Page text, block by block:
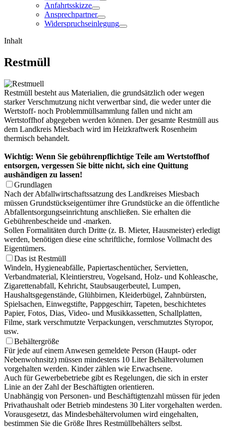
Anfahrtsskizze
Ansprechpartner
Widerspruchseinlegung
Inhalt
Restmüll
Restmüll besteht aus Materialien, die grundsätzlich oder wegen
starker Verschmutzung nicht verwertbar sind, die weder unter die
Wertstoff- noch Problemmüllsammlung fallen und nicht am
Wertstoffhof abgegeben werden können. Der gesamte Restmüll aus
dem Landkreis Miesbach wird im Heizkraftwerk Rosenheim
thermisch behandelt.
Wichtig: Wenn Sie gebührenpflichtige Teile am Wertstoffhof
entsorgen, vergessen Sie bitte nicht, sich eine Quittung
aushändigen zu lassen!
Grundlagen
Nach der Abfallwirtschaftssatzung des Landkreises Miesbach
müssen Grundstückseigentümer ihre Grundstücke an die öffentliche
Abfallentsorgungseinrichtung anschließen. Sie erhalten die
Gebührenbescheide und -marken.
Sollen Formalitäten durch Dritte (z. B. Mieter, Hausmeister) erledigt
werden, benötigen diese eine schriftliche, formlose Vollmacht des
Eigentümers.
Das ist Restmüll
Windeln, Hygieneabfälle, Papiertaschentücher, Servietten,
Verbandmaterial, Kleintierstreu, Vogelsand, Holz- und Kohleasche,
Zigarettenabfall, Kehricht, Staubsaugerbeutel, Lumpen,
Haushaltsgegenstände, Glühbirnen, Kleiderbügel, Zahnbürsten,
Spielsachen, Einwegstifte, Pappgeschirr, Tapeten, beschichtetes
Papier, Fotos, Dias, Video- und Musikkassetten, Schallplatten,
Filme, stark verschmutzte Verpackungen, verschmutztes Styropor,
usw.
Behältergröße
Für jede auf einem Anwesen gemeldete Person (Haupt- oder
Nebenwohnsitz) müssen mindestens 10 Liter Behältervolumen
vorgehalten werden. Kinder zählen wie Erwachsene.
Auch für Gewerbebetriebe gibt es Regelungen, die sich in erster
Linie an der Zahl der Beschäftigten orientieren.
Unabhängig von Personen- und Beschäftigtenzahl müssen für jeden
Privathaushalt oder Betrieb mindestens 30 Liter vorgehalten werden.
Vorausgesetzt, das Mindesbehältervolumen wird eingehalten,
bestimmen Sie die Größe Ihres Restmüllbehälters selbst.